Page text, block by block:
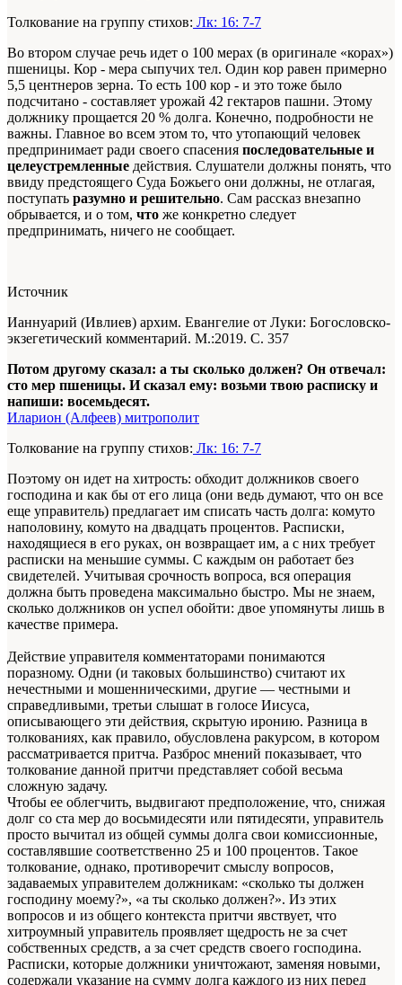
Толкование на группу стихов: Лк: 16: 7-7
Во втором случае речь идет о 100 мерах (в оригинале «корах»)
пшеницы. Кор - мера сыпучих тел. Один кор равен примерно
5,5 центнеров зерна. То есть 100 кор - и это тоже было
подсчитано - составляет урожай 42 гектаров пашни. Этому
должнику прощается 20 % долга. Конечно, подробности не
важны. Главное во всем этом то, что утопающий человек
предпринимает ради своего спасения последовательные и
целеустремленные действия. Слушатели должны понять, что
ввиду предстоящего Суда Божьего они должны, не отлагая,
поступать разумно и решительно. Сам рассказ внезапно
обрывается, и о том, что же конкретно следует
предпринимать, ничего не сообщает.
Источник
Ианнуарий (Ивлиев) архим. Евангелие от Луки: Богословско-
экзегетический комментарий. М.:2019. С. 357
Потом другому сказал: а ты сколько должен? Он отвечал:
сто мер пшеницы. И сказал ему: возьми твою расписку и
напиши: восемьдесят.
Иларион (Алфеев) митрополит
Толкование на группу стихов: Лк: 16: 7-7
Поэтому он идет на хитрость: обходит должников своего
господина и как бы от его лица (они ведь думают, что он все
еще управитель) предлагает им списать часть долга: комуто
наполовину, комуто на двадцать процентов. Расписки,
находящиеся в его руках, он возвращает им, а с них требует
расписки на меньшие суммы. С каждым он работает без
свидетелей. Учитывая срочность вопроса, вся операция
должна быть проведена максимально быстро. Мы не знаем,
сколько должников он успел обойти: двое упомянуты лишь в
качестве примера.
Действие управителя комментаторами понимаются
поразному. Одни (и таковых большинство) считают их
нечестными и мошенническими, другие — честными и
справедливыми, третьи слышат в голосе Иисуса,
описывающего эти действия, скрытую иронию. Разница в
толкованиях, как правило, обусловлена ракурсом, в котором
рассматривается притча. Разброс мнений показывает, что
толкование данной притчи представляет собой весьма
сложную задачу.
Чтобы ее облегчить, выдвигают предположение, что, снижая
долг со ста мер до восьмидесяти или пятидесяти, управитель
просто вычитал из общей суммы долга свои комиссионные,
составлявшие соответственно 25 и 100 процентов. Такое
толкование, однако, противоречит смыслу вопросов,
задаваемых управителем должникам: «сколько ты должен
господину моему?», «а ты сколько должен?». Из этих
вопросов и из общего контекста притчи явствует, что
хитроумный управитель проявляет щедрость не за счет
собственных средств, а за счет средств своего господина.
Расписки, которые должники уничтожают, заменяя новыми,
содержали указание на сумму долга каждого из них перед